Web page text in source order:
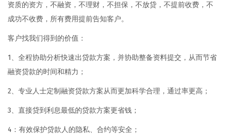
资质的资方，不融资，不理财，不担保，不放贷，不提前收费，不
成功不收费，所有费用提前告知客户。
客户找我们得到的价值：
1、全程协助分析快速出贷款方案，并协助整备资料提交，从而节省
融资贷款的时间和精力；
2、专业人士定制融资贷款方案从而更加科学合理，通过率更高；
3、直接贷到利息最低的贷款方案更省钱；
4：有效保护贷款人的隐私、合约等安全；